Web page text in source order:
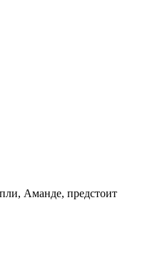
Аманде, предстоит